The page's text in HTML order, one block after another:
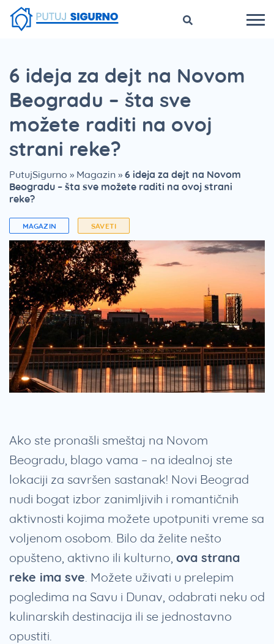
6 ideja za dejt na Novom
Beogradu – šta sve
možete raditi na ovoj
strani reke?
PutujSigurno » Magazin » 6 ideja za dejt na Novom
Beogradu – šta sve možete raditi na ovoj strani
reke?
MAGAZIN SAVETI
Ako ste pronašli smeštaj na Novom
Beogradu, blago vama – na idealnoj ste
lokaciji za savršen sastanak! Novi Beograd
nudi bogat izbor zanimljivih i romantičnih
aktivnosti kojima možete upotpuniti vreme sa
voljenom osobom. Bilo da želite nešto
opušteno, aktivno ili kulturno, ova strana
reke ima sve . Možete uživati u prelepim
pogledima na Savu i Dunav, odabrati neku od
kulinarskih destinacija ili se jednostavno
opustiti.